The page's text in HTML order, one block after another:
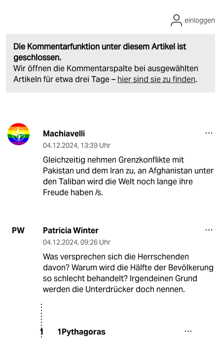
Die Kommentarfunktion unter diesem Artikel ist
geschlossen.
Wir öffnen die Kommentarspalte bei ausgewählten
Artikeln für etwa drei Tage – hier sind sie zu finden.
einloggen
Machiavelli
04.12.2024, 13:39 Uhr
Gleichzeitig nehmen Grenzkonflikte mit
Pakistan und dem Iran zu, an Afghanistan unter
den Taliban wird die Welt noch lange ihre
Freude haben /s.
PW Patricia Winter
04.12.2024, 09:26 Uhr
Was versprechen sich die Herrschenden
davon? Warum wird die Hälfte der Bevölkerung
so schlecht behandelt? Irgendeinen Grund
werden die Unterdrücker doch nennen.
1 1Pythagoras